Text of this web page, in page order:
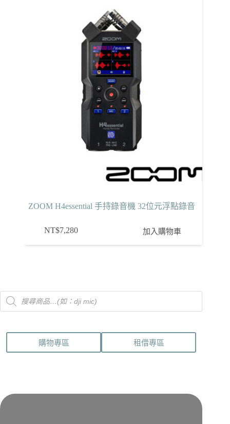
ZOOM H4essential 手持錄音機 32位元浮點錄音
NT$7,280 加入購物車
Products
search
購物專區 租借專區